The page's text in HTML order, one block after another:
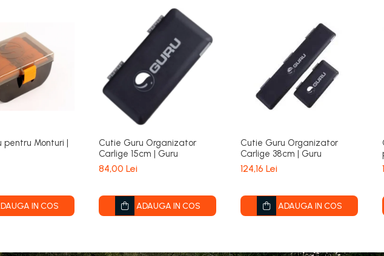
pentru Monturi |
IN COS
Cutie Guru Organizator
Carlige 15cm | Guru
84,00 Lei
ADAUGA IN COS
Cutie Guru Organizator
Carlige 38cm | Guru
124,16 Lei
ADAUGA IN COS